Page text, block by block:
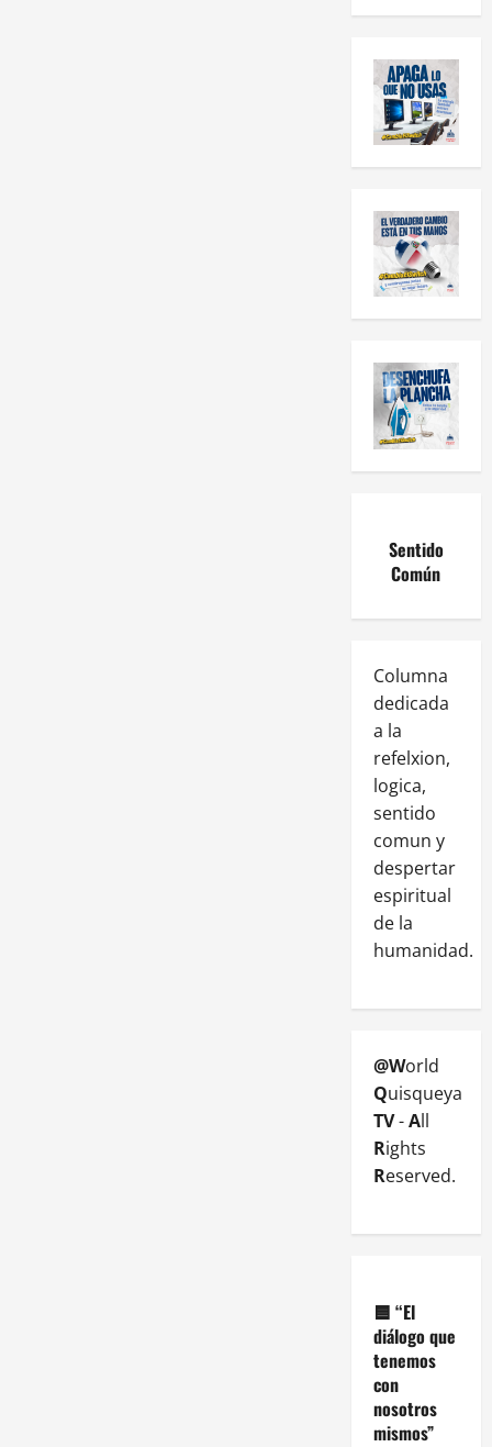
Sentido
Común
Columna
dedicada
a la
refelxion,
logica,
sentido
comun y
despertar
espiritual
de la
humanidad.
@World
Quisqueya
TV-All
Rights
Reserved.
🟦 “El
diálogo que
tenemos
con
nosotros
mismos”